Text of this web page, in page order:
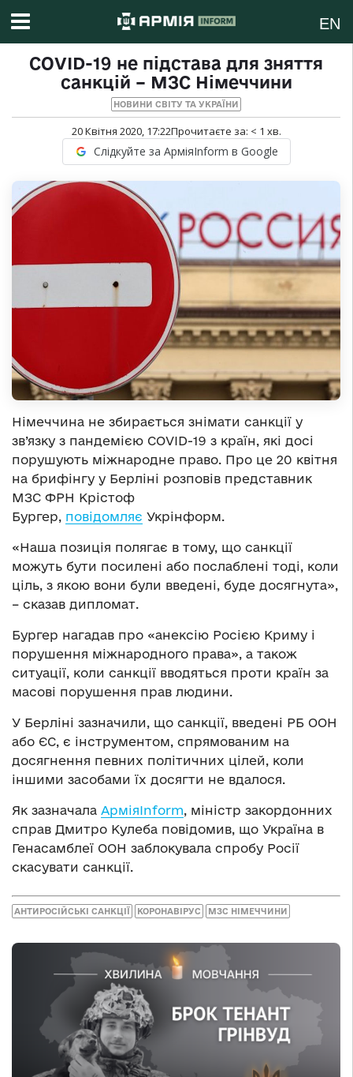
EN
COVID-19 не підстава для зняття
санкцій – МЗС Німеччини
НОВИНИ СВІТУ ТА УКРАЇНИ
20 Квітня 2020, 17:22Прочитаєте за: < 1 хв.
Слідкуйте за АрміяInform в Google
Німеччина не збирається знімати санкції у
зв’язку з пандемією COVID-19 з країн, які досі
порушують міжнародне право. Про це 20 квітня
на брифінгу у Берліні розповів представник
МЗС ФРН Крістоф
Бургер, повідомляє Укрінформ.
«Наша позиція полягає в тому, що санкції
можуть бути посилені або послаблені тоді, коли
ціль, з якою вони були введені, буде досягнута»,
– сказав дипломат.
Бургер нагадав про «анексію Росією Криму і
порушення міжнародного права», а також
ситуації, коли санкції вводяться проти країн за
масові порушення прав людини.
У Берліні зазначили, що санкції, введені РБ ООН
або ЄС, є інструментом, спрямованим на
досягнення певних політичних цілей, коли
іншими засобами їх досягти не вдалося.
Як зазначала АрміяInform, міністр закордонних
справ Дмитро Кулеба повідомив, що Україна в
Генасамблеї ООН заблокувала спробу Росії
скасувати санкції.
АНТИРОСІЙСЬКІ САНКЦІЇ КОРОНАВІРУС МЗС НІМЕЧЧИНИ